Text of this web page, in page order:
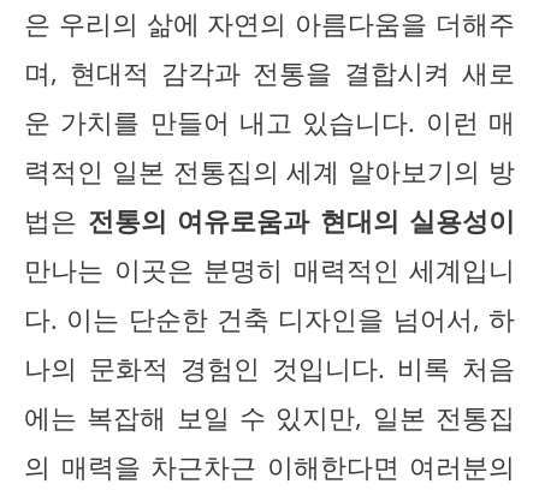
은 우리의 삶에 자연의 아름다움을 더해주
며, 현대적 감각과 전통을 결합시켜 새로
운 가치를 만들어 내고 있습니다. 이런 매
력적인 일본 전통집의 세계 알아보기의 방
법은 전통의 여유로움과 현대의 실용성이
만나는 이곳은 분명히 매력적인 세계입니
다. 이는 단순한 건축 디자인을 넘어서, 하
나의 문화적 경험인 것입니다. 비록 처음
에는 복잡해 보일 수 있지만, 일본 전통집
의 매력을 차근차근 이해한다면 여러분의